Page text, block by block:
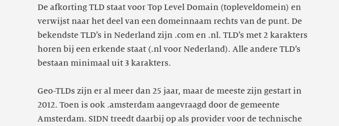
De afkorting TLD staat voor Top Level Domain (topleveldomein) en
verwijst naar het deel van een domeinnaam rechts van de punt. De
bekendste TLD’s in Nederland zijn .com en .nl. TLD’s met 2 karakters
horen bij een erkende staat (.nl voor Nederland). Alle andere TLD’s
bestaan minimaal uit 3 karakters.
Geo-TLDs zijn er al meer dan 25 jaar, maar de meeste zijn gestart in
2012. Toen is ook .amsterdam aangevraagd door de gemeente
Amsterdam. SIDN treedt daarbij op als provider voor de technische